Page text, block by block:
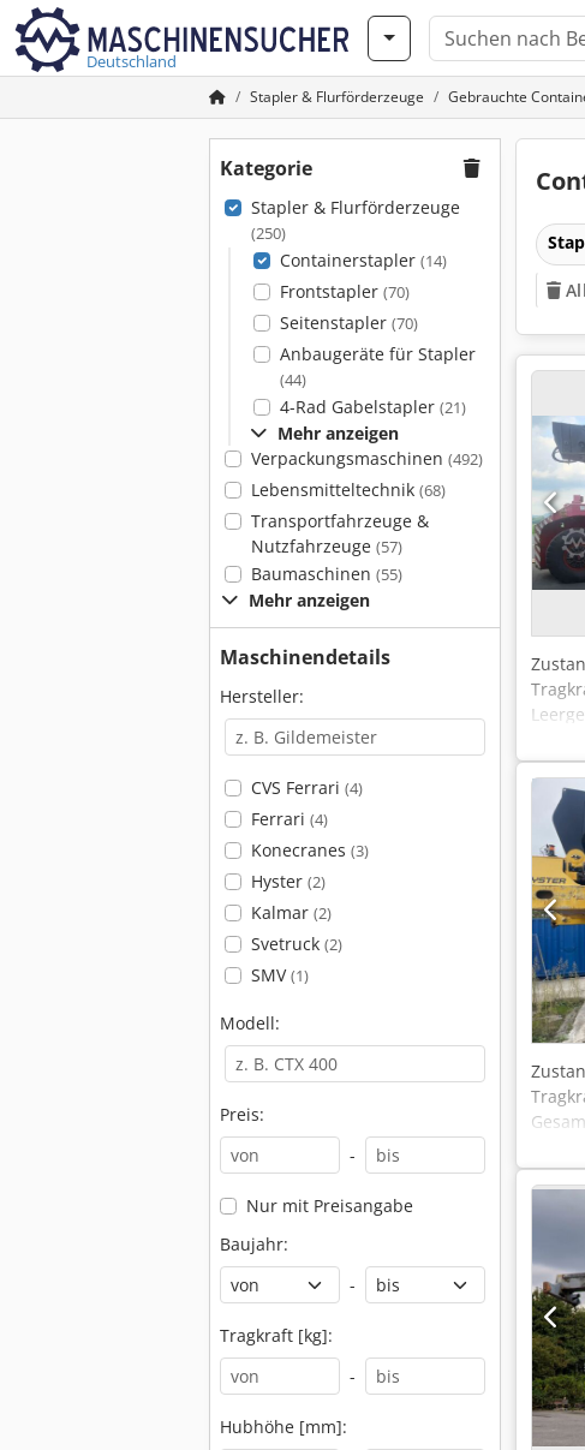
Deutschland
Stapler & Flurförderzeuge Gebrauchte
Kategorie
Stapler & Flurförderzeuge
(250)
Containerstapler (14)
Frontstapler (70)
Seitenstapler (70)
Anbaugeräte für Stapler
(44)
4-Rad Gabelstapler (21)
Mehr anzeigen
Verpackungsmaschinen (492)
Lebensmitteltechnik (68)
Transportfahrzeuge &
Nutzfahrzeuge (57)
Baumaschinen (55)
Mehr anzeigen
Maschinendetails
Hersteller:
CVS Ferrari (4)
Ferrari (4)
Konecranes (3)
Hyster (2)
Kalmar (2)
Svetruck (2)
SMV(1)
Modell:
Preis:
-
Nur mit Preisangabe
Baujahr:
-
Tragkraft [kg]:
-
Hubhöhe [mm]:
zur